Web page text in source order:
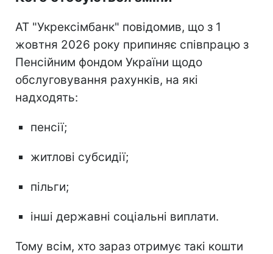
АТ "Укрексімбанк" повідомив, що з 1
жовтня 2026 року припиняє співпрацю з
Пенсійним фондом України щодо
обслуговування рахунків, на які
надходять:
пенсії;
житлові субсидії;
пільги;
інші державні соціальні виплати.
Тому всім, хто зараз отримує такі кошти